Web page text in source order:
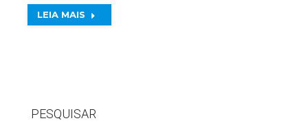
LEIA MAIS
PESQUISAR